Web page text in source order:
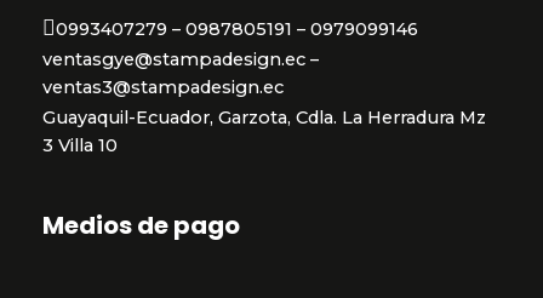
0993407279 – 0987805191 – 0979099146
ventasgye@stampadesign.ec –
ventas3@stampadesign.ec
Guayaquil-Ecuador, Garzota, Cdla. La Herradura Mz
3 Villa 10
Medios de pago